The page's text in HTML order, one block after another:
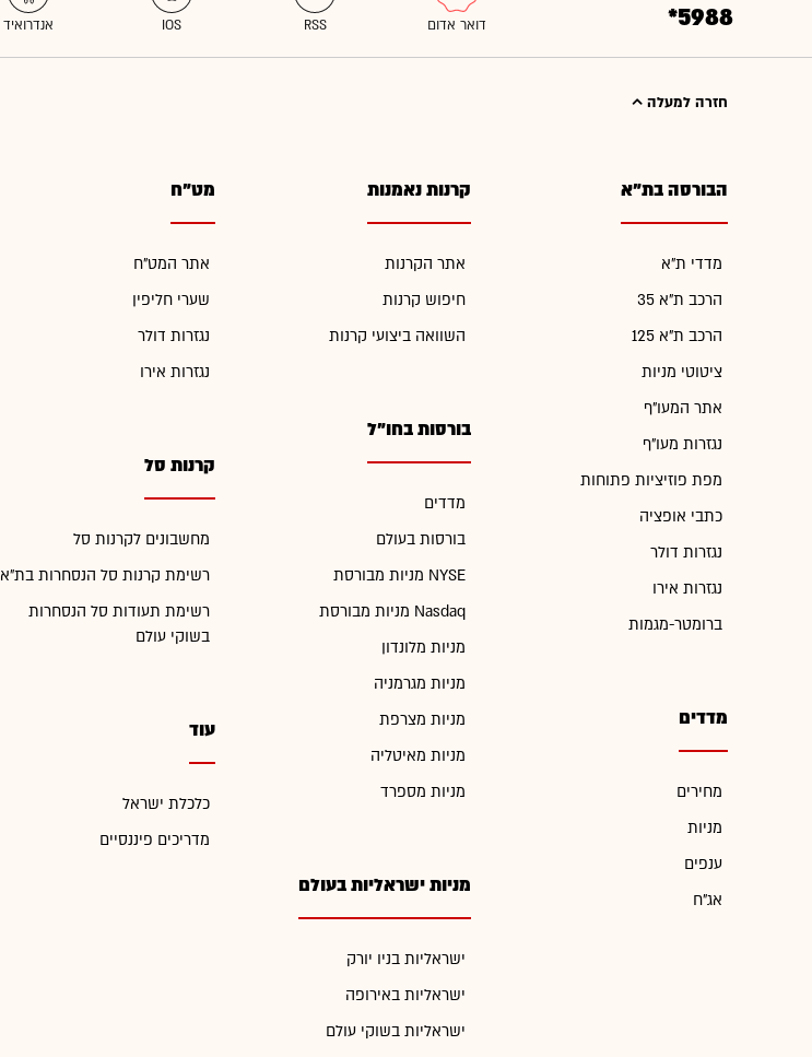
*5988
חזרה למעלה
הבורסה בת"א
מדדי ת"א
הרכב ת"א 35
הרכב ת"א 125
ציטוטי מניות
אתר המעו"ף
נגזרות מעו"ף
מפת פוזיציות פתוחות
כתבי אופציה
נגזרות דולר
נגזרות אירו
ברומטר-מגמות
מדדים
מחירים
מניות
ענפים
אג"ח
קרנות נאמנות
אתר הקרנות
חיפוש קרנות
השוואה ביצועי קרנות
בורסות בחו"ל
מדדים
בורסות בעולם
מניות מבורסת NYSE
מניות מבורסת Nasdaq
מניות מלונדון
מניות מגרמניה
מניות מצרפת
מניות מאיטליה
מניות מספרד
מניות ישראליות בעולם
ישראליות בניו יורק
ישראליות באירופה
ישראליות בשוקי עולם
מט"ח
אתר המט"ח
שערי חליפין
נגזרות דולר
נגזרות אירו
קרנות סל
מחשבונים לקרנות סל
רשימת קרנות סל הנסחרות בת"א
רשימת תעודות סל הנסחרות
בשוקי עולם
עוד
כלכלת ישראל
מדריכים פיננסיים